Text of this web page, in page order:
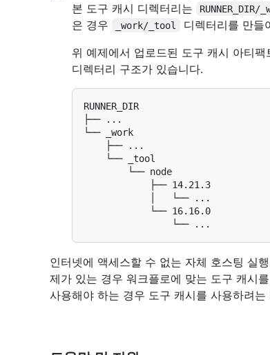
본 도구 캐시 디렉터리는
은 경우
_work/_tool
디렉터리를 만들
위 예제에서 업로드된 도구 캐시 아티
디렉터리 구조가 있습니다.
RUNNER_DIR
├── ...
└── _work
인터넷에 액세스할 수 없는 자체 호스팅 실
제가 있는 경우 워크플로에 맞는 도구 캐시
사용해야 하는 경우 도구 캐시를 사용하려